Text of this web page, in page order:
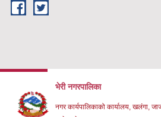
Skip to main content
भेरी नगरपालिका
नगर कार्यपालिकाको कार्यालय, खलंगा,